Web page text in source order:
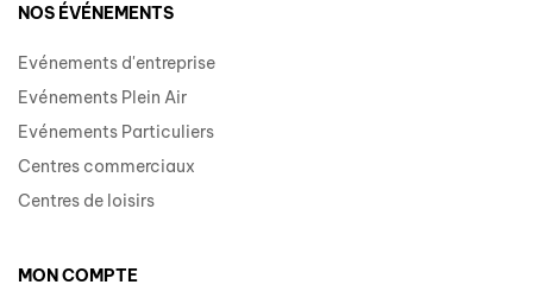
NOS ÉVÉNEMENTS
Evénements d'entreprise
Evénements Plein Air
Evénements Particuliers
Centres commerciaux
Centres de loisirs
MON COMPTE